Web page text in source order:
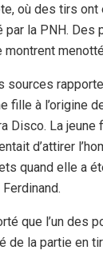
où des tirs ont
la PNH. Des
sources
fille à l’origine
Disco. La jeune
d’attirer
quand elle a
que l’un des
de la partie en